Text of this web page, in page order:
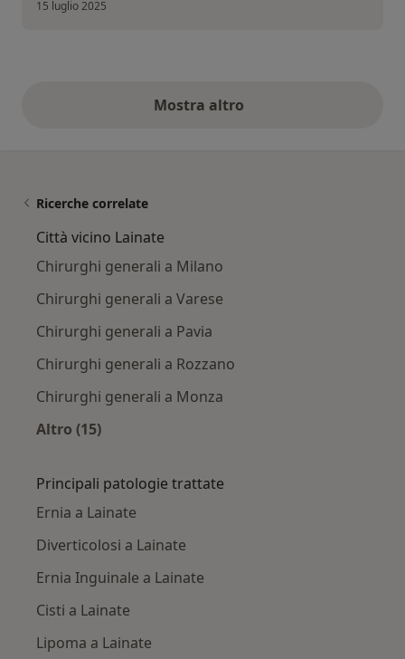
15 luglio 2025
Mostra altroopinioni di cui sopra
Ricerche correlate
Città vicino Lainate
Chirurghi generali a Milano
Chirurghi generali a Varese
Chirurghi generali a Pavia
Chirurghi generali a Rozzano
Chirurghi generali a Monza
Altro (15)
Principali patologie trattate
Ernia a Lainate
Diverticolosi a Lainate
Ernia Inguinale a Lainate
Cisti a Lainate
Lipoma a Lainate